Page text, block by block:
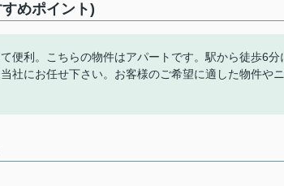
めポイント)
便利。こちらの物件はアパートです。駅から徒歩6
社にお任せ下さい。お客様のご希望に適した物件や